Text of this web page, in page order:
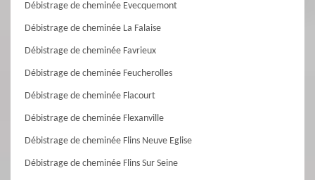
Débistrage de cheminée Evecquemont
Débistrage de cheminée La Falaise
Débistrage de cheminée Favrieux
Débistrage de cheminée Feucherolles
Débistrage de cheminée Flacourt
Débistrage de cheminée Flexanville
Débistrage de cheminée Flins Neuve Eglise
Débistrage de cheminée Flins Sur Seine